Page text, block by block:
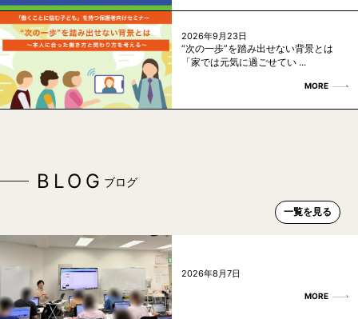
2026年9月23日
“次の一歩”を踏み出せない背景とは
「家では元気に過ごせてい ...
MORE
BLOG ブログ
一覧を見る
2026年8月7日
MORE